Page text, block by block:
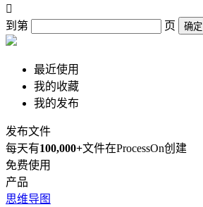

到第
页 确定
最近使用
我的收藏
我的发布
发布文件
每天有100,000+文件在ProcessOn创建
免费使用
产品
思维导图